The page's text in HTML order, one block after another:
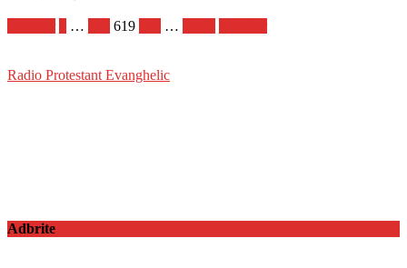
… 619 …
Radio Protestant Evanghelic
Adbrite